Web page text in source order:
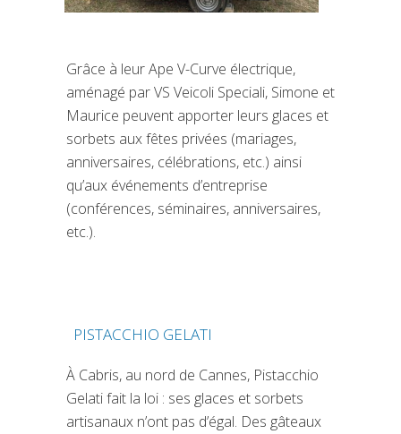
Grâce à leur Ape V-Curve électrique,
aménagé par VS Veicoli Speciali, Simone et
Maurice peuvent apporter leurs glaces et
sorbets aux fêtes privées (mariages,
anniversaires, célébrations, etc.) ainsi
qu’aux événements d’entreprise
(conférences, séminaires, anniversaires,
etc.).
PISTACCHIO GELATI(SI APRE IN UNA NUOVA SCHEDA)
À Cabris, au nord de Cannes, Pistacchio
Gelati fait la loi : ses glaces et sorbets
artisanaux n’ont pas d’égal. Des gâteaux